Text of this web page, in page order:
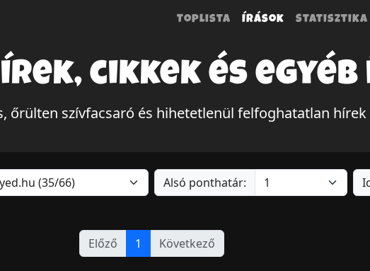
Toplista Írások Statisztika
cikkek és
őrülten szívfacsaró és hihetetlenül felfoghatatlan
Alsó ponthatár:
Előző 1 Következő